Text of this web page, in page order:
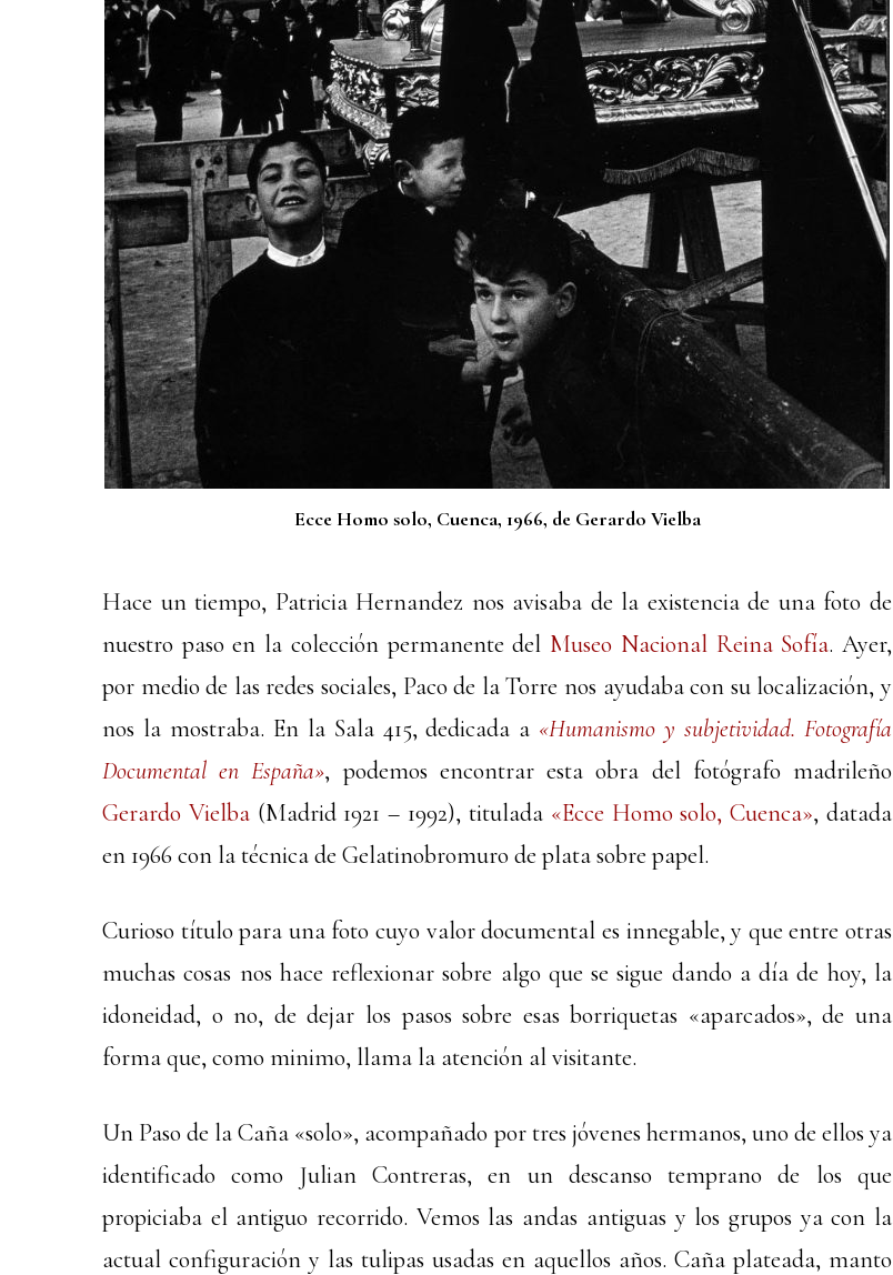
Ecce Homo solo, Cuenca, 1966, de Gerardo Vielba
Hace un tiempo, Patricia Hernandez nos avisaba de la existencia de una foto de
nuestro paso en la colección permanente del Museo Nacional Reina Sofía. Ayer,
por medio de las redes sociales, Paco de la Torre nos ayudaba con su localización, y
nos la mostraba. En la Sala 415, dedicada a «Humanismo y subjetividad. Fotografía
Documental en España», podemos encontrar esta obra del fotógrafo madrileño
Gerardo Vielba(Madrid 1921 – 1992), titulada «Ecce Homo solo, Cuenca», datada
en 1966 con la técnica de Gelatinobromuro de plata sobre papel.
Curioso título para una foto cuyo valor documental es innegable, y que entre otras
muchas cosas nos hace reflexionar sobre algo que se sigue dando a día de hoy, la
idoneidad, o no, de dejar los pasos sobre esas borriquetas «aparcados», de una
forma que, como minimo, llama la atención al visitante.
Un Paso de la Caña «solo», acompañado por tres jóvenes hermanos, uno de ellos ya
identificado como Julian Contreras, en un descanso temprano de los que
propiciaba el antiguo recorrido. Vemos las andas antiguas y los grupos ya con la
actual configuración y las tulipas usadas en aquellos años. Caña plateada, manto